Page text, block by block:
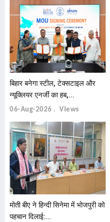
बिहार बनेगा स्टील, टेक्सटाइल और
न्यूक्लियर एनर्जी का हब,...
06-Aug-2026 Views
मोती बीए ने हिन्दी सिनेमा में भोजपुरी को
पहचान दिलाई:...